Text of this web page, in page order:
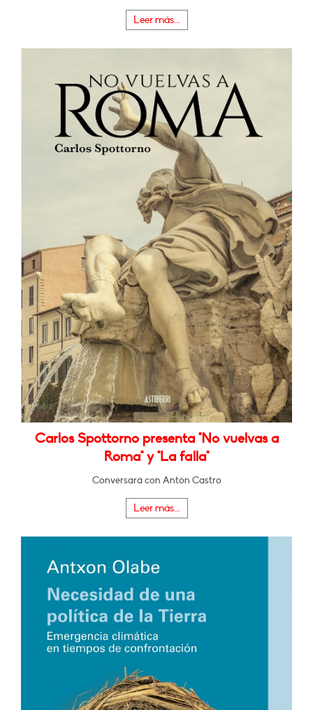
Leer más...
Carlos Spottorno presenta "No vuelvas a
Roma" y "La falla"
Conversará con Antón Castro
Leer más...